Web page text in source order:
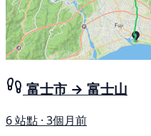
富士市 → 富士山
6 站點 · 3個月前